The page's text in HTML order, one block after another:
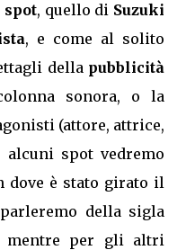
spot, quello di Suzuki
, e come al solito
della pubblicità
sonora, o la
(attore, attrice,
spot vedremo
dove è stato girato il
della sigla
mentre per gli altri